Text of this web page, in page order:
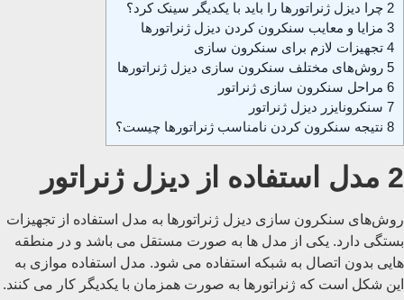
2 چرا دیزل ژنراتورها را باید با یکدیگر سینک کرد؟
3 مزایا و معایب سنکرون کردن دیزل ژنراتورها
4 تجهیزات لازم برای سنکرون‌ سازی
5 روش‌های مختلف سنکرون‌ سازی دیزل ژنراتورها
6 مراحل سنکرون سازی ژنراتور
7 سنکرونایزر دیزل ژنراتور
8 نتیجه سنکرون کردن نامناسب ژنراتورها چیست؟
2 مدل استفاده از دیزل ژنراتور
روش‌های سنکرون‌ سازی دیزل ژنراتورها به مدل استفاده از تجهیزات
بستگی دارد. یکی از مدل ها به صورت مستقل می باشد و در منطقه
هایی بدون اتصال به شبکه استفاده می شود. مدل استفاده موازی به
این شکل است که ژنراتورها به صورت همزمان با یکدیگر کار می کنند.